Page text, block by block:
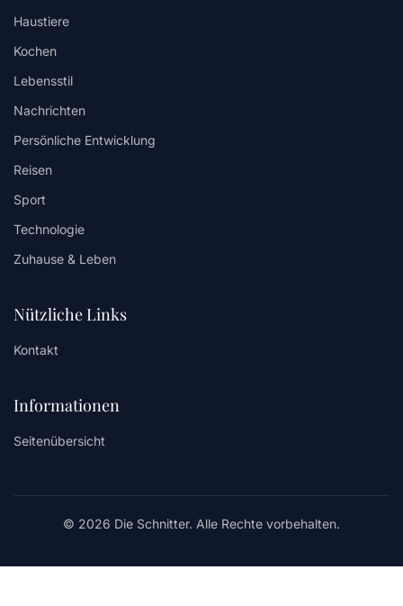
Haustiere
Kochen
Lebensstil
Nachrichten
Persönliche Entwicklung
Reisen
Sport
Technologie
Zuhause & Leben
Nützliche Links
Kontakt
Informationen
Seitenübersicht
© 2026 Die Schnitter. Alle Rechte vorbehalten.